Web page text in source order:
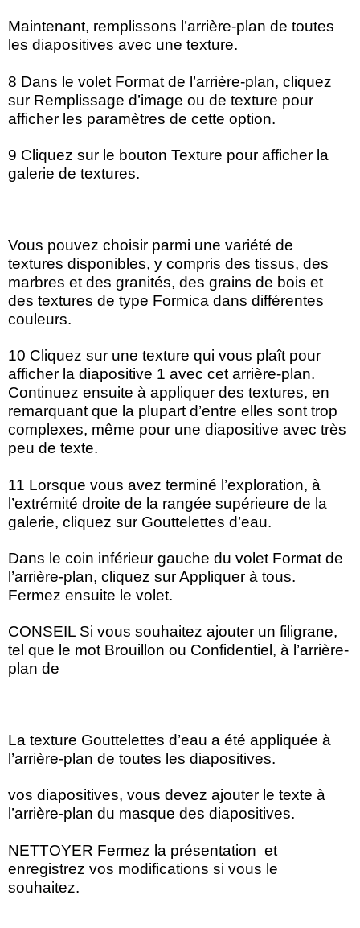
Maintenant, remplissons l’arrière-plan de toutes
les diapositives avec une texture.
8 Dans le volet Format de l’arrière-plan, cliquez
sur Remplissage d’image ou de texture pour
afficher les paramètres de cette option.
9 Cliquez sur le bouton Texture pour afficher la
galerie de textures.
Vous pouvez choisir parmi une variété de
textures disponibles, y compris des tissus, des
marbres et des granités, des grains de bois et
des textures de type Formica dans différentes
couleurs.
10 Cliquez sur une texture qui vous plaît pour
afficher la diapositive 1 avec cet arrière-plan.
Continuez ensuite à appliquer des textures, en
remarquant que la plupart d’entre elles sont trop
complexes, même pour une diapositive avec très
peu de texte.
11 Lorsque vous avez terminé l’exploration, à
l’extrémité droite de la rangée supérieure de la
galerie, cliquez sur Gouttelettes d’eau.
Dans le coin inférieur gauche du volet Format de
l’arrière-plan, cliquez sur Appliquer à tous.
Fermez ensuite le volet.
CONSEIL Si vous souhaitez ajouter un filigrane,
tel que le mot Brouillon ou Confidentiel, à l’arrière-
plan de
La texture Gouttelettes d’eau a été appliquée à
l’arrière-plan de toutes les diapositives.
vos diapositives, vous devez ajouter le texte à
l’arrière-plan du masque des diapositives.
NETTOYER Fermez la présentation et
enregistrez vos modifications si vous le
souhaitez.